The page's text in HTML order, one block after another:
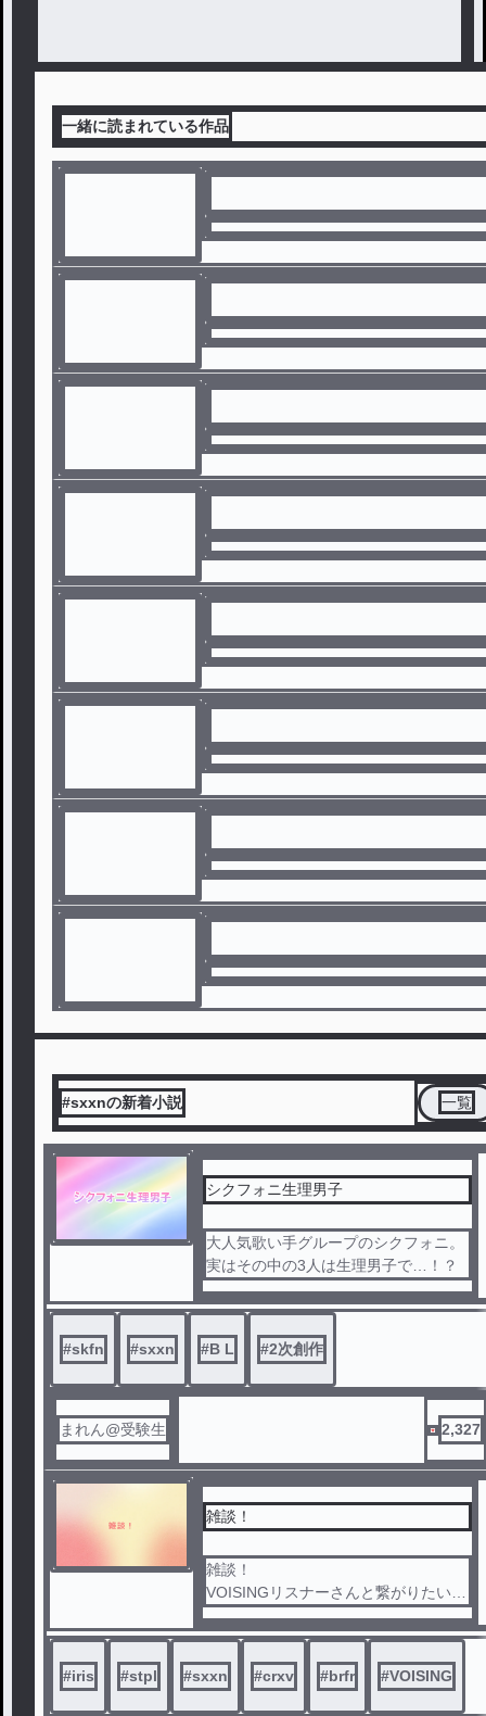
一緒に読まれている作品
#sxxnの新着小説 一覧
シクフォニ生理男子
大人気歌い手グループのシクフォニ。
実はその中の3人は生理男子で…！？
#skfn #sxxn #B L #2次創作
まれん@受験生 2,327
雑談！
雑談！
VOISINGリスナーさんと繋がりたい！
にじさんじリスナーさんと繋がりたい
！
性癖系のコメントは一旦NGで！
#iris #stpl #sxxn #crxv #brfr #VOISING